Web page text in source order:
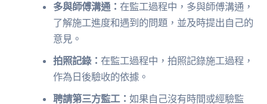
多與師傅溝通：在監工過程中，多與師傅溝通，
了解施工進度和遇到的問題，並及時提出自己的
意見。
拍照記錄：在監工過程中，拍照記錄施工過程，
作為日後驗收的依據。
聘請第三方監工：如果自己沒有時間或經驗監